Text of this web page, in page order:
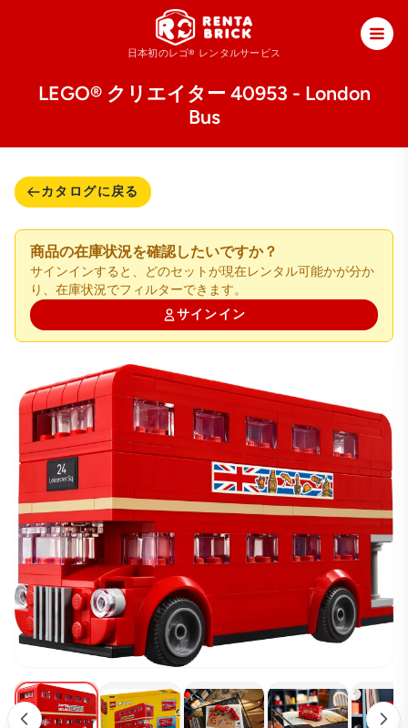
日本初のレゴ® レンタルサービス
LEGO® クリエイター 40953 - London
Bus
カタログに戻る
商品の在庫状況を確認したいですか？
サインインすると、どのセットが現在レンタル可能かが分か
り、在庫状況でフィルターできます。
サインイン